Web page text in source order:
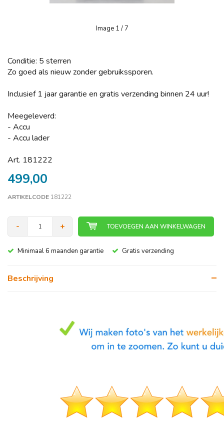
Image 1 / 7
Conditie: 5 sterren
Zo goed als nieuw zonder gebruikssporen.
Inclusief 1 jaar garantie en gratis verzending binnen 24 uur!
Meegeleverd:
- Accu
- Accu lader
Art. 181222
499,00
ARTIKELCODE 181222
- + TOEVOEGEN AAN WINKELWAGEN
Minimaal 6 maanden garantie Gratis verzending
Beschrijving